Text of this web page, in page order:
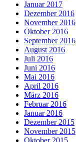
Januar 2017
Dezember 2016
November 2016
Oktober 2016
September 2016
August 2016
Juli 2016
Juni 2016
Mai 2016
April 2016
März 2016
Februar 2016
Januar 2016
Dezember 2015
November 2015
Oktober 2015